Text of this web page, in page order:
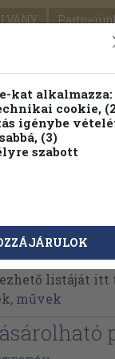
SEGÍTSÉG
fa
Lajos
műveinek
listáját
művek
kat alkalmazza:
cookie,
igénybe
(3)
szabott